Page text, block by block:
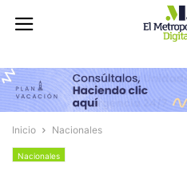
Inicio Nacionales
Nacionales